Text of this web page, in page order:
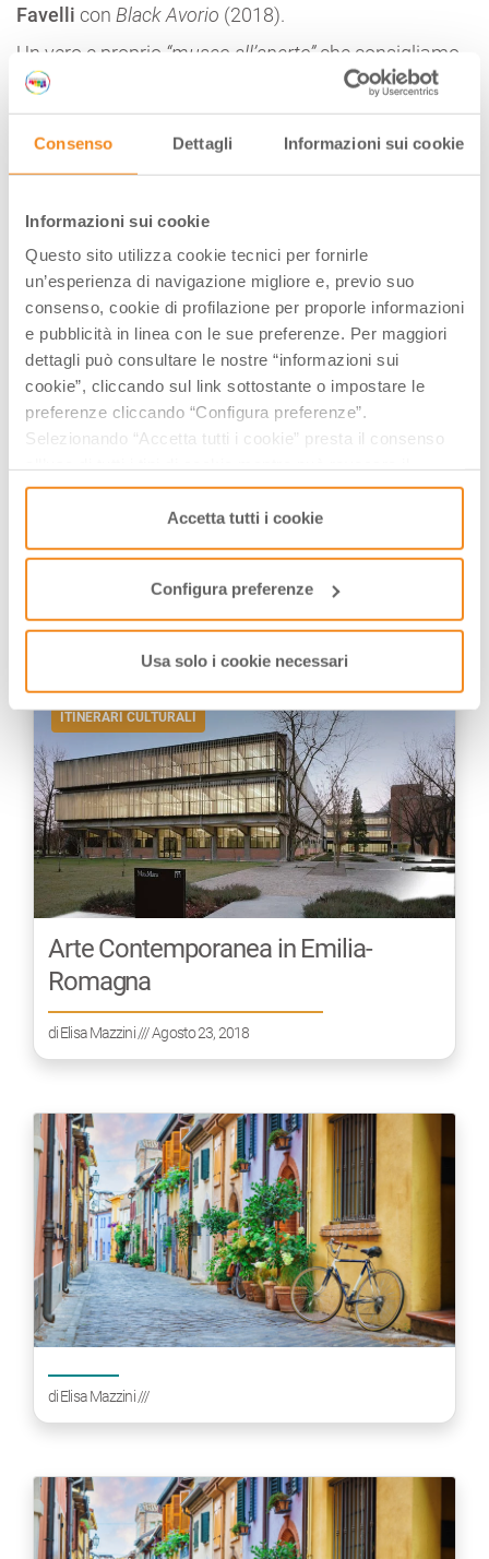
Consenso Dettagli Informazioni sui cookie
Informazioni sui cookie
Questo sito utilizza cookie tecnici per fornirle
un’esperienza di navigazione migliore e, previo suo
consenso, cookie di profilazione per proporle informazioni
e pubblicità in linea con le sue preferenze. Per maggiori
dettagli può consultare le nostre “informazioni sui
cookie”, cliccando sul link sottostante o impostare le
preferenze cliccando “Configura preferenze”.
Selezionando “Accetta tutti i cookie” presta il consenso
consenso cliccando su “Usa solo i cookie necessari” e
saranno attivati i soli cookie tecnici necessari al corretto
funzionamento del sito.
Accetta tutti i cookie
Configura preferenze
Usa solo i cookie necessari
Favelli con Black Avorio (2018).
Un vero e proprio “museo all’aperto”che consigliamo
di visitare durante le belle giornate di sole, in dolce
che vedrete vi stupirà.
AUTORE
Davide Marino
per fare altro. Razionale ma non
giovane entusiasta dai capelli grigi
POTREBBE INTERESSARTI
ITINERARI CULTURALI
Arte Contemporanea in Emilia-
Romagna
diElisa Mazzini/// Agosto 23, 2018
diElisa Mazzini///